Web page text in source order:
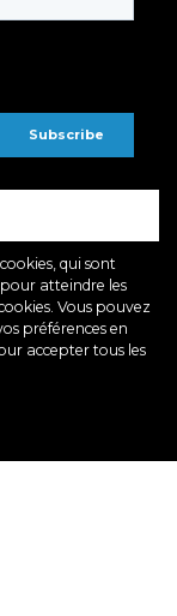
qui sont
atteindre les
Vous pouvez
préférences en
accepter tous les